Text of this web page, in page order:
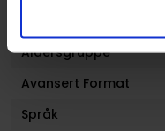
Aldersgruppe
Avansert Format
Språk